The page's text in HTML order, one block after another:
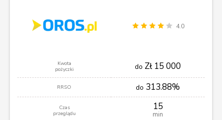
4.0
Kwota
pożyczki
do Zł 15 000
RRSO do 313.88%
Czas
przeglądu
15
min